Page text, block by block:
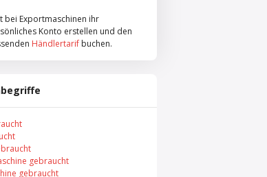
bei Exportmaschinen ihr
Konto erstellen und den
Händlertarif buchen.
gebraucht
gebraucht